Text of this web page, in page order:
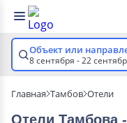
Объект или
8 сентября - 22
Главная Тамбов Отели
Отели Тамбова